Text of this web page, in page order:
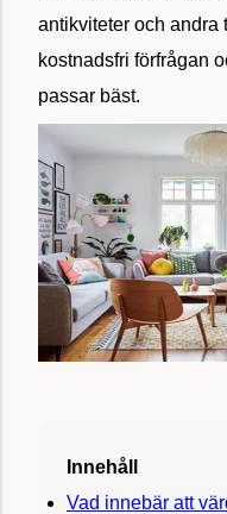
antikviteter och andra
kostnadsfri förfrågan
passar bäst.
Innehåll
Vad innebär att